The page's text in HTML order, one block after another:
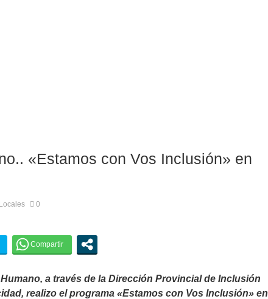
«Estamos con Vos Inclusión» en
Locales 0
a través de la Dirección Provincial de Inclusión
realizo el programa «Estamos con Vos Inclusión» en